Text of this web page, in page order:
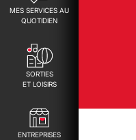
MES SERVICES AU
QUOTIDIEN
SORTIES
ET LOISIRS
ENTREPRISES